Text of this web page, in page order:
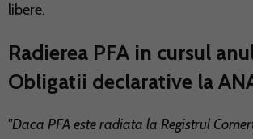
libere.
Radierea PFA in cursul
Obligatii declarative la
"Daca PFA este radiata la Registrul